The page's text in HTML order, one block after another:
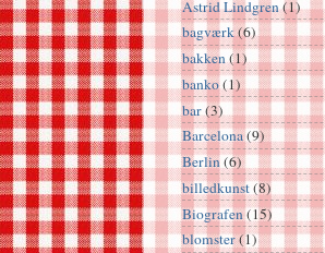
Astrid Lindgren (1)
bagværk(6)
bakken(1)
banko(1)
bar(3)
Barcelona(9)
Berlin(6)
billedkunst(8)
Biografen(15)
blomster(1)